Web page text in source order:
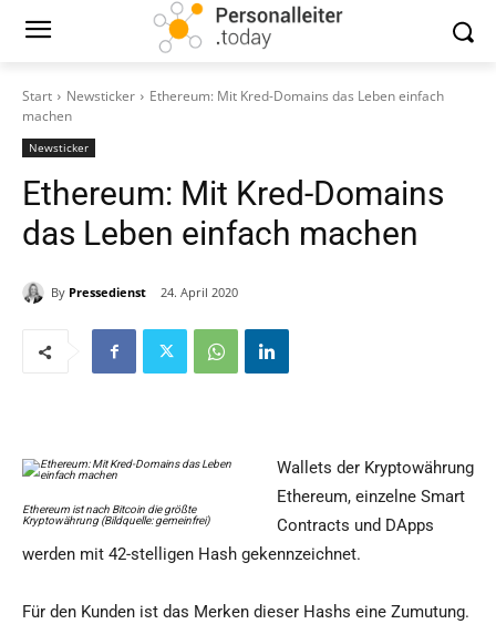
Start Newsticker
Ethereum: Mit Kred-Domains das Leben einfach
machen
Newsticker
Ethereum: Mit Kred-Domains
das Leben einfach machen
By Pressedienst 24. April 2020
Ethereum ist nach Bitcoin die größte
Kryptowährung (Bildquelle: gemeinfrei)
Wallets der Kryptowährung
Ethereum, einzelne Smart
Contracts und DApps
werden mit 42-stelligen Hash gekennzeichnet.
Für den Kunden ist das Merken dieser Hashs eine Zumutung.